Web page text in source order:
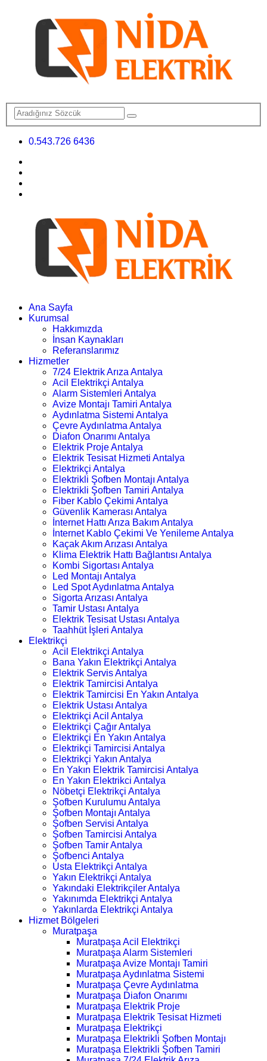
0.543.726 6436
Ana Sayfa
Kurumsal
Hakkımızda
İnsan Kaynakları
Referanslarımız
Hizmetler
7/24 Elektrik Arıza Antalya
Acil Elektrikçi Antalya
Alarm Sistemleri Antalya
Avize Montajı Tamiri Antalya
Aydınlatma Sistemi Antalya
Çevre Aydınlatma Antalya
Diafon Onarımı Antalya
Elektrik Proje Antalya
Elektrik Tesisat Hizmeti Antalya
Elektrikçi Antalya
Elektrikli Şofben Montajı Antalya
Elektrikli Şofben Tamiri Antalya
Fiber Kablo Çekimi Antalya
Güvenlik Kamerası Antalya
İnternet Hattı Arıza Bakım Antalya
İnternet Kablo Çekimi Ve Yenileme Antalya
Kaçak Akım Arızası Antalya
Klima Elektrik Hattı Bağlantısı Antalya
Kombi Sigortası Antalya
Led Montajı Antalya
Led Spot Aydınlatma Antalya
Sigorta Arızası Antalya
Tamir Ustası Antalya
Elektrik Tesisat Ustası Antalya
Taahhüt İşleri Antalya
Elektrikçi
Acil Elektrikçi Antalya
Bana Yakın Elektrikçi Antalya
Elektrik Servis Antalya
Elektrik Tamircisi Antalya
Elektrik Tamircisi En Yakın Antalya
Elektrik Ustası Antalya
Elektrikçi Acil Antalya
Elektrikçi Çağır Antalya
Elektrikçi En Yakın Antalya
Elektrikçi Tamircisi Antalya
Elektrikçi Yakın Antalya
En Yakın Elektrik Tamircisi Antalya
En Yakın Elektrikci Antalya
Nöbetçi Elektrikçi Antalya
Şofben Kurulumu Antalya
Şofben Montajı Antalya
Şofben Servisi Antalya
Şofben Tamircisi Antalya
Şofben Tamir Antalya
Şofbenci Antalya
Usta Elektrikçi Antalya
Yakın Elektrikçi Antalya
Yakındaki Elektrikçiler Antalya
Yakınımda Elektrikçi Antalya
Yakınlarda Elektrikçi Antalya
Hizmet Bölgeleri
Muratpaşa
Muratpaşa Acil Elektrikçi
Muratpaşa Alarm Sistemleri
Muratpaşa Avize Montajı Tamiri
Muratpaşa Aydınlatma Sistemi
Muratpaşa Çevre Aydınlatma
Muratpaşa Diafon Onarımı
Muratpaşa Elektrik Proje
Muratpaşa Elektrik Tesisat Hizmeti
Muratpaşa Elektrikçi
Muratpaşa Elektrikli Şofben Montajı
Muratpaşa Elektrikli Şofben Tamiri